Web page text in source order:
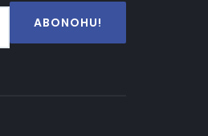
ABONOHU!